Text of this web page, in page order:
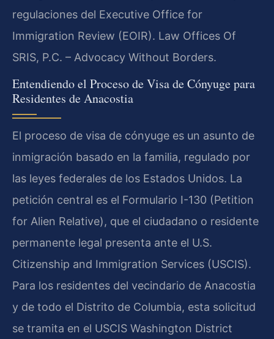
regulaciones del Executive Office for
Immigration Review (EOIR). Law Offices Of
SRIS, P.C. – Advocacy Without Borders.
Entendiendo el Proceso de Visa de Cónyuge para
Residentes de Anacostia
El proceso de visa de cónyuge es un asunto de
inmigración basado en la familia, regulado por
las leyes federales de los Estados Unidos. La
petición central es el Formulario I-130 (Petition
for Alien Relative), que el ciudadano o residente
permanente legal presenta ante el U.S.
Citizenship and Immigration Services (USCIS).
Para los residentes del vecindario de Anacostia
y de todo el Distrito de Columbia, esta solicitud
se tramita en el USCIS Washington District